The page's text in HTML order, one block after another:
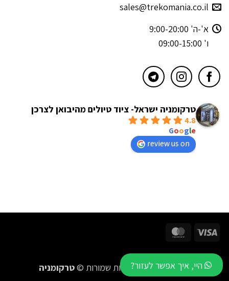
sales@trekomania.co.il
א'-ה' 9:00-20:00
ו' 09:00-15:00
טרקומניה ישראל- ציוד טיולים מהיבואן לצרכן
4.8
Google
review us on
Visa
2016-2026 כל הזכויות שמורות © טרקומניה היי, איך אפשר לעזור?